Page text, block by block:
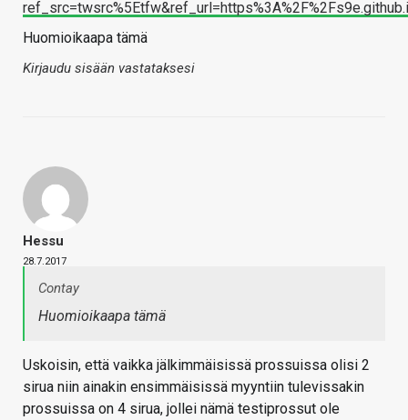
Huomioikaapa tämä
Kirjaudu sisään vastataksesi
Hessu
28.7.2017
Contay
Huomioikaapa tämä
Uskoisin, että vaikka jälkimmäisissä prossuissa olisi 2
sirua niin ainakin ensimmäisissä myyntiin tulevissakin
prossuissa on 4 sirua, jollei nämä testiprossut ole